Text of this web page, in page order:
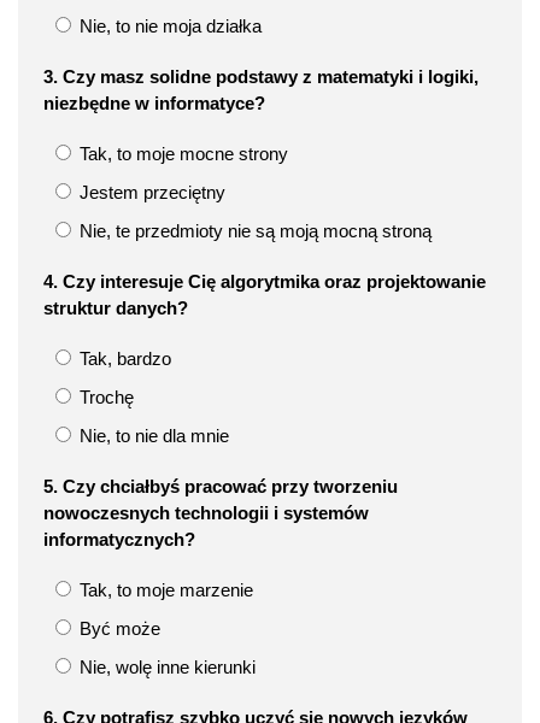
Nie, to nie moja działka
3. Czy masz solidne podstawy z matematyki i logiki,
niezbędne w informatyce?
Tak, to moje mocne strony
Jestem przeciętny
Nie, te przedmioty nie są moją mocną stroną
4. Czy interesuje Cię algorytmika oraz projektowanie
struktur danych?
Tak, bardzo
Trochę
Nie, to nie dla mnie
5. Czy chciałbyś pracować przy tworzeniu
nowoczesnych technologii i systemów
informatycznych?
Tak, to moje marzenie
Być może
Nie, wolę inne kierunki
6. Czy potrafisz szybko uczyć się nowych języków